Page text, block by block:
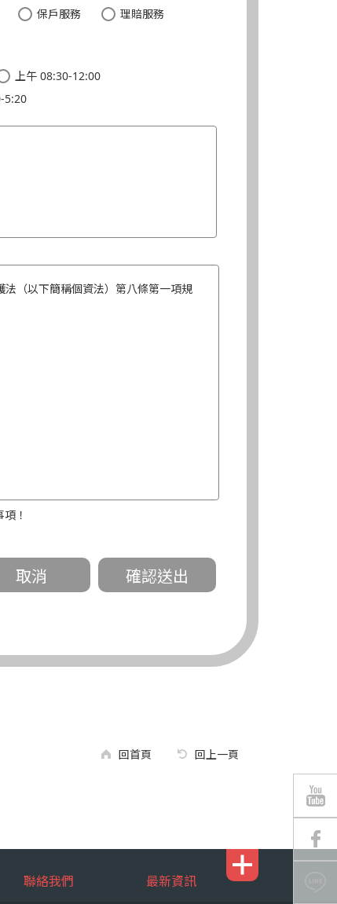
保戶服務
理賠服務
上午 08:30-12:00
5:20
（以下簡稱個資法）第八條第一項規
嵂公司將有可能延後、提供未完整或
！
回首頁 回上一頁
聯絡我們 最新資訊